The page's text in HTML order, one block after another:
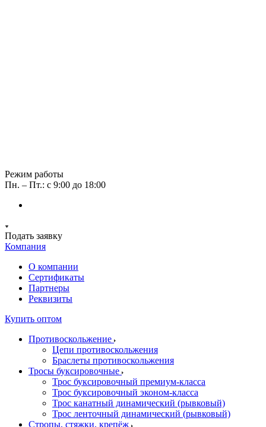
Режим работы
Пн. – Пт.: с 9:00 до 18:00
Подать заявку
Компания
О компании
Сертификаты
Партнеры
Реквизиты
Купить оптом
Противоскольжение
Цепи противоскольжения
Браслеты противоскольжения
Тросы буксировочные
Трос буксировочный премиум-класса
Трос буксировочный эконом-класса
Трос канатный динамический (рывковый)
Трос ленточный динамический (рывковый)
Стропы, стяжки, крепёж